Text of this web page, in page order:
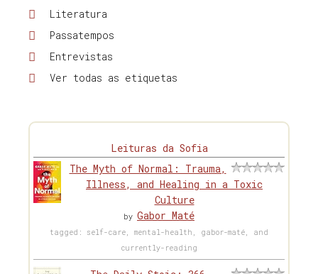
Literatura
Passatempos
Entrevistas
Ver todas as etiquetas
Leituras da Sofia
The Myth of Normal: Trauma,
Illness, and Healing in a Toxic
Culture
by Gabor Maté
tagged: self-care, mental-health, gabor-maté, and
currently-reading